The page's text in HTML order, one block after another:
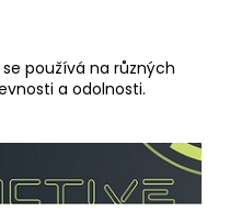
používá na různých
a odolnosti.